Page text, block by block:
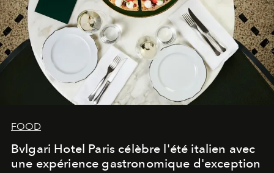
FOOD
Bvlgari Hotel Paris célèbre l'été italien avec
une expérience gastronomique d'exception